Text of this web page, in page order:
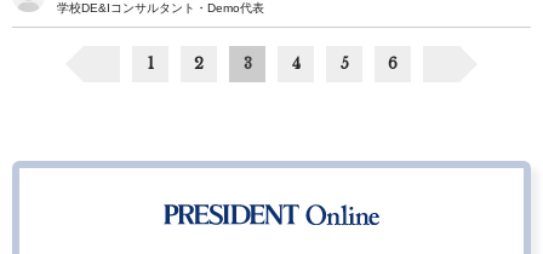
学校DE&Iコンサルタント・Demo代表
1 2 3 4 5 6